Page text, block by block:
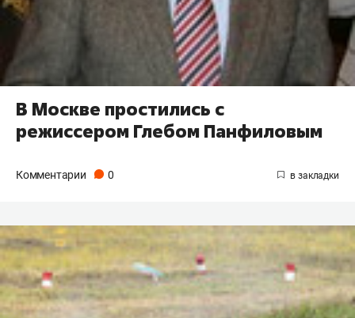
В Москве простились с
режиссером Глебом Панфиловым
Комментарии 0